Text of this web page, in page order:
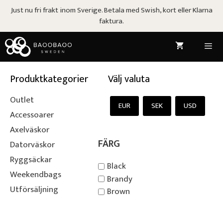
HoppaJust nu fri frakt inom Sverige. Betala med Swish, kort eller Klarna
faktura.
Produktkategorier
Outlet
Accessoarer
Axelväskor
Datorväskor
Ryggsäckar
Weekendbags
Utförsäljning
Välj valuta
EUR SEK USD
FÄRG
Black
Brandy
Brown